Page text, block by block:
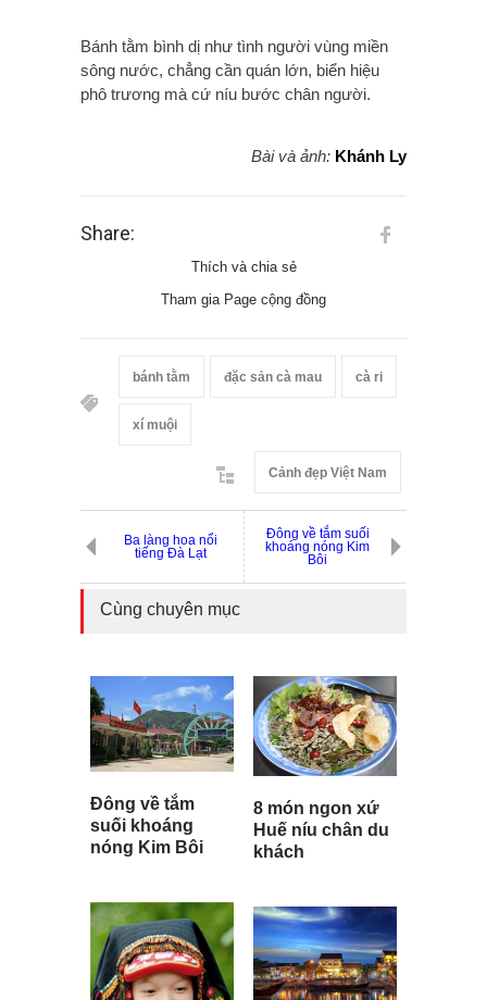
Bánh tằm bình dị như tình người vùng miền
sông nước, chẳng cần quán lớn, biển hiệu
phô trương mà cứ níu bước chân người.
Bài và ảnh: Khánh Ly
Share:
Thích và chia sẻ
Tham gia Page cộng đồng
bánh tằm đặc sản cà mau cà ri
xí muội
Cảnh đẹp Việt Nam
Ba làng hoa nổi
tiếng Đà Lạt
Đông về tắm suối
khoáng nóng Kim
Bôi
Cùng chuyên mục
Đông về tắm
suối khoáng
nóng Kim Bôi
8 món ngon xứ
Huế níu chân du
khách